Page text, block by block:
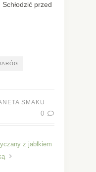
przed
SMAKU
0
z jabłkiem